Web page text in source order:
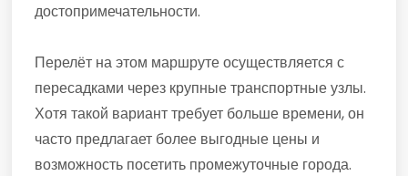
достопримечательности.
Перелёт на этом маршруте осуществляется с
пересадками через крупные транспортные узлы.
Хотя такой вариант требует больше времени, он
часто предлагает более выгодные цены и
возможность посетить промежуточные города.